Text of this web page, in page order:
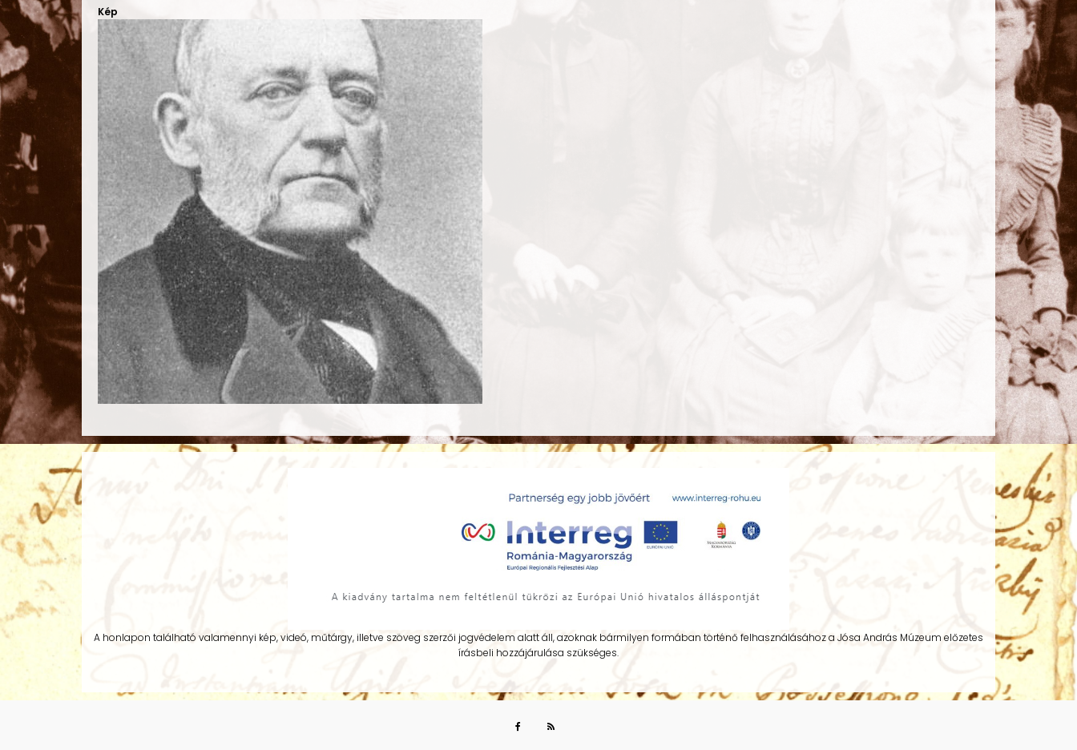
Kép
A honlapon található valamennyi kép, videó, műtárgy, illetve szöveg szerzői jogvédelem alatt áll, azoknak bármilyen formában történő felhasználásához a Jósa András Múzeum előzetes
írásbeli hozzájárulása szükséges.